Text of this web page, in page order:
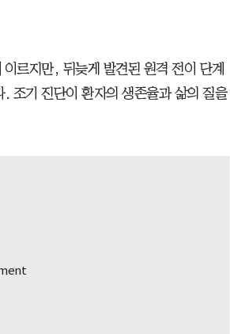
르지만, 뒤늦게 발견된 원격 전이 단계
조기 진단이 환자의 생존율과 삶의 질을